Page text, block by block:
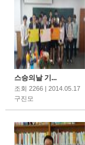
스승의날 기...
조회 2266 | 2014.05.17
구진모